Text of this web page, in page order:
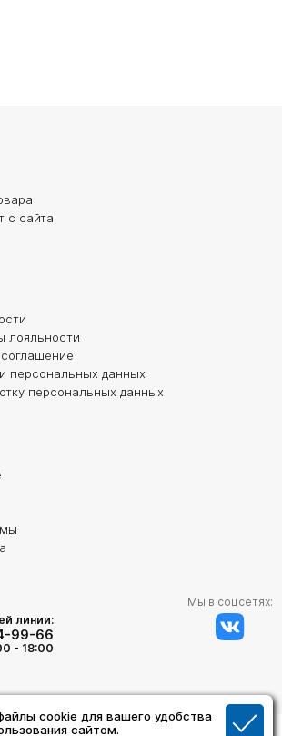
cookie для вашего удобства
сайтом.
с сайта
лояльности
персональных данных
персональных данных
линии:
99-66
- 18:00
Мы в соцсетях: